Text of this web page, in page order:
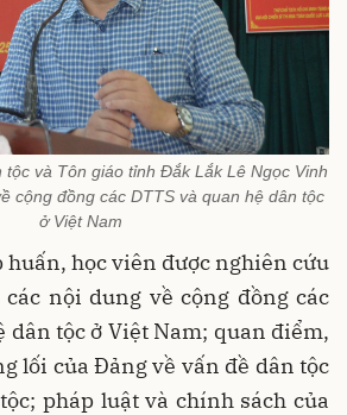
tộc và Tôn giáo tỉnh Đắk Lắk Lê Ngọc Vinh
cộng đồng các DTTS và quan hệ dân tộc
ở Việt Nam
huấn, học viên được nghiên cứu
nội dung về cộng đồng các
dân tộc ở Việt Nam; quan điểm,
lối của Đảng về vấn đề dân tộc
pháp luật và chính sách của